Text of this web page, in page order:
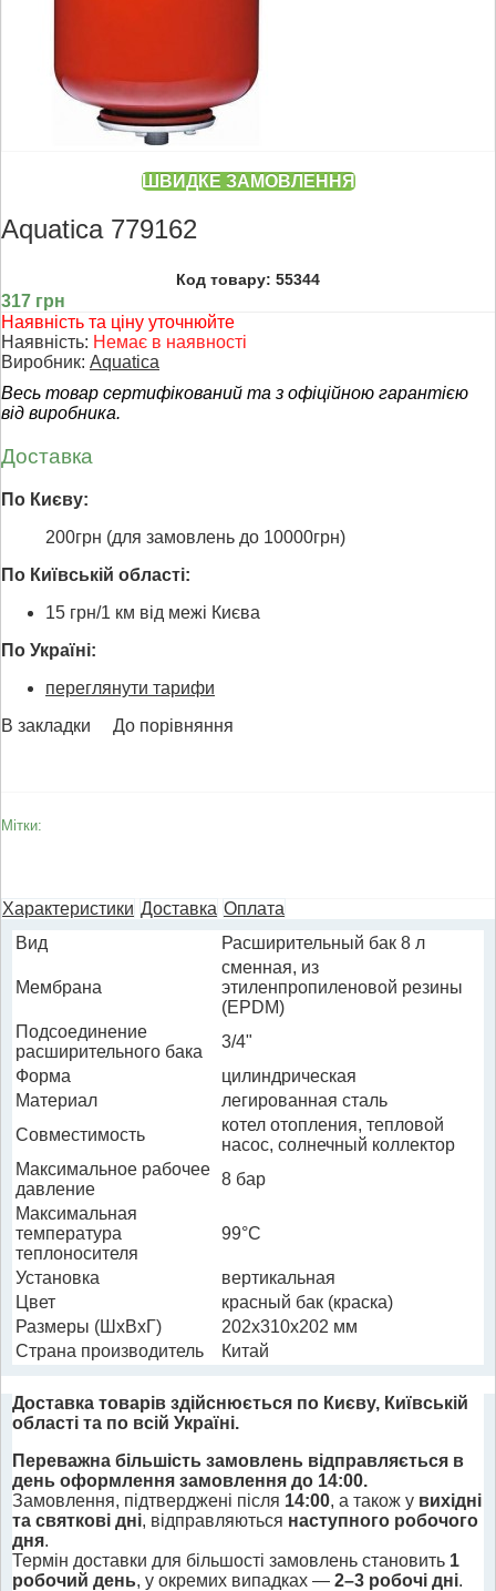
ШВИДКЕ ЗАМОВЛЕННЯ
Aquatica 779162
Код товару: 55344
317 грн
Наявність та ціну уточнюйте
Наявність: Немає в наявності
Виробник: Aquatica
Весь товар сертифікований та з офіційною гарантією
від виробника.
Доставка
По Києву:
200грн (для замовлень до 10000грн)
По Київській області:
15 грн/1 км від межі Києва
По Україні:
переглянути тарифи
В закладки
До порівняння
Мітки:
Характеристики Доставка Оплата
Вид
Расширительный бак 8 л
Мембрана
сменная, из
этиленпропиленовой резины
(EPDM)
Подсоединение
расширительного бака
3/4"
Форма
цилиндрическая
Материал
легированная сталь
Совместимость
котел отопления, тепловой
насос, солнечный коллектор
Максимальное рабочее
давление
8 бар
Максимальная
температура
теплоносителя
99°C
Установка
вертикальная
Цвет
красный бак (краска)
Размеры (ШхВхГ)
202x310x202 мм
Страна производитель
Китай
Доставка товарів здійснюється по Києву, Київській
області та по всій Україні.
Переважна більшість замовлень відправляється в
день оформлення замовлення до 14:00.
Замовлення, підтверджені після 14:00, а також у вихідні
та святкові дні, відправляються наступного робочого
дня.
Термін доставки для більшості замовлень становить 1
робочий день, у окремих випадках — 2–3 робочі дні.